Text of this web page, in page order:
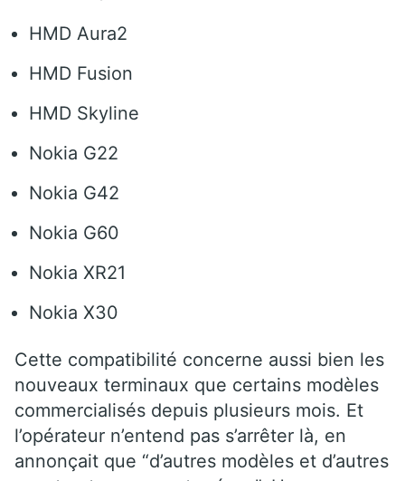
HMD Aura2
HMD Fusion
HMD Skyline
Nokia G22
Nokia G42
Nokia G60
Nokia XR21
Nokia X30
Cette compatibilité concerne aussi bien les
nouveaux terminaux que certains modèles
commercialisés depuis plusieurs mois. Et
l’opérateur n’entend pas s’arrêter là, en
annonçait que “d’autres modèles et d’autres